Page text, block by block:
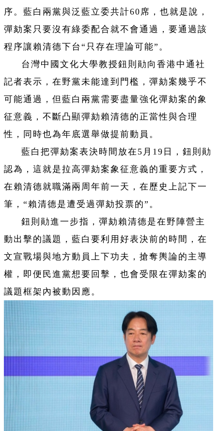
序。藍白兩黨與泛藍立委共計60席，也就是說，
彈劾案只要沒有綠委配合就不會通過，要通過該
程序讓賴清德下台“只存在理論可能”。
台灣中國文化大學教授鈕則勛向香港中通社
記者表示，在野黨未能達到門檻，彈劾案幾乎不
可能通過，但藍白兩黨需要盡量強化彈劾案的象
征意義，不斷凸顯彈劾賴清德的正當性與合理
性，同時也為年底選舉做提前動員。
藍白把彈劾案表決時間放在5月19日，鈕則勛
認為，這就是拉高彈劾案象征意義的重要方式，
在賴清德就職滿兩周年前一天，在歷史上記下一
筆，“賴清德是遭受過彈劾投票的”。
鈕則勛進一步指，彈劾賴清德是在野陣營主
動出擊的議題，藍白要利用好表決前的時間，在
文宣戰場與地方動員上下功夫，搶奪輿論的主導
權，即便民進黨想要回擊，也會受限在彈劾案的
議題框架內被動因應。